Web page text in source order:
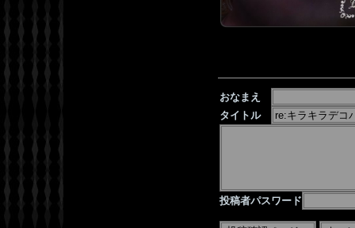
おなまえ
タイトル
投稿者パスワード